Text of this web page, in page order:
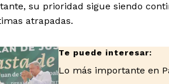
su prioridad sigue siendo
atrapadas.
Lo más importante en